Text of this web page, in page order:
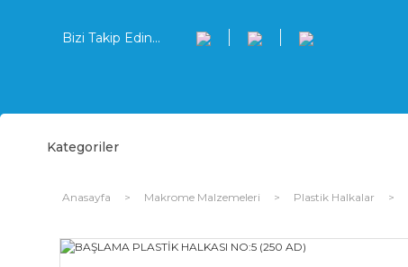
Bizi Takip Edin...
Kategoriler
Anasayfa Makrome Malzemeleri Plastik Halkalar